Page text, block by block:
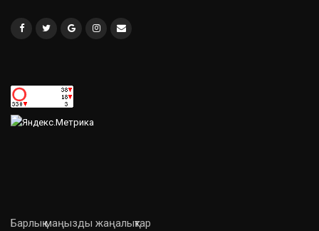
Барлық маңызды жаңалықтар